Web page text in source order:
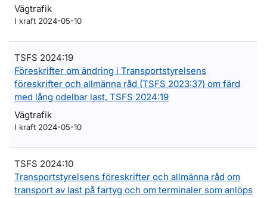
Vägtrafik
I kraft 2024-05-10
TSFS 2024:19
Föreskrifter om ändring i Transportstyrelsens
föreskrifter och allmänna råd (TSFS 2023:37) om färd
med lång odelbar last, TSFS 2024:19
Vägtrafik
I kraft 2024-05-10
TSFS 2024:10
Transportstyrelsens föreskrifter och allmänna råd om
transport av last på fartyg och om terminaler som anlöps